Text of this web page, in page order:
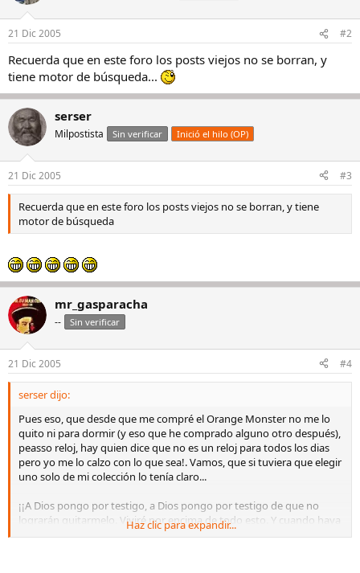
21 Dic 2005 #2
Recuerda que en este foro los posts viejos no se borran, y
tiene motor de búsqueda...
serser
Milpostista Sin verificar Inició el hilo (OP)
21 Dic 2005 #3
Recuerda que en este foro los posts viejos no se borran, y tiene
motor de búsqueda
mr_gasparacha
-- Sin verificar
21 Dic 2005 #4
serser dijo:
Pues eso, que desde que me compré el Orange Monster no me lo
quito ni para dormir (y eso que he comprado alguno otro después),
peasso reloj, hay quien dice que no es un reloj para todos los dias
pero yo me lo calzo con lo que sea!. Vamos, que si tuviera que elegir
uno solo de mi colección lo tenía claro...
¡¡A Dios pongo por testigo, a Dios pongo por testigo de que no
lograrán quitarmelo. Viviré por encima de todo esto. Y cuando haya
terminado nunca volveré a saber lo que es estar sin mi seiko. Ni yo,
Haz clic para expandir...